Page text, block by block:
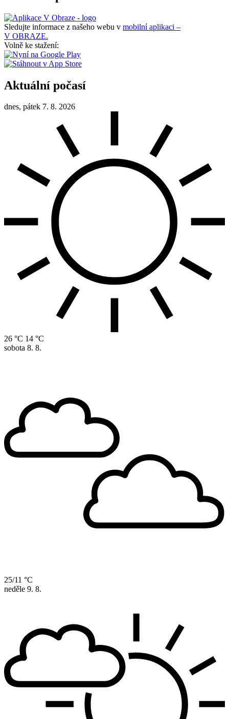
Sledujte informace z našeho webu v mobilní aplikaci –
V OBRAZE.
Volně ke stažení:
Aktuální počasí
dnes, pátek 7. 8. 2026
26 °C 14 °C
sobota 8. 8.
25/11 °C
neděle 9. 8.